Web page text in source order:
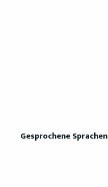
Gesprochene Sprachen
Gesprochene Sprachen